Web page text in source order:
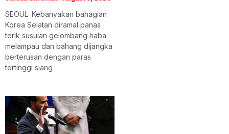
SEOUL: Kebanyakan bahagian
Korea Selatan diramal panas
terik susulan gelombang haba
melampau dan bahang dijangka
berterusan dengan paras
tertinggi siang